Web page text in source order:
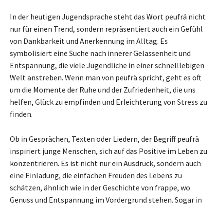
In der heutigen Jugendsprache steht das Wort peufrä nicht
nur für einen Trend, sondern repräsentiert auch ein Gefühl
von Dankbarkeit und Anerkennung im Alltag. Es
symbolisiert eine Suche nach innerer Gelassenheit und
Entspannung, die viele Jugendliche in einer schnelllebigen
Welt anstreben. Wenn man von peufrä spricht, geht es oft
um die Momente der Ruhe und der Zufriedenheit, die uns
helfen, Glück zu empfinden und Erleichterung von Stress zu
finden.
Ob in Gesprächen, Texten oder Liedern, der Begriff peufrä
inspiriert junge Menschen, sich auf das Positive im Leben zu
konzentrieren. Es ist nicht nur ein Ausdruck, sondern auch
eine Einladung, die einfachen Freuden des Lebens zu
schätzen, ähnlich wie in der Geschichte von frappe, wo
Genuss und Entspannung im Vordergrund stehen. Sogar in